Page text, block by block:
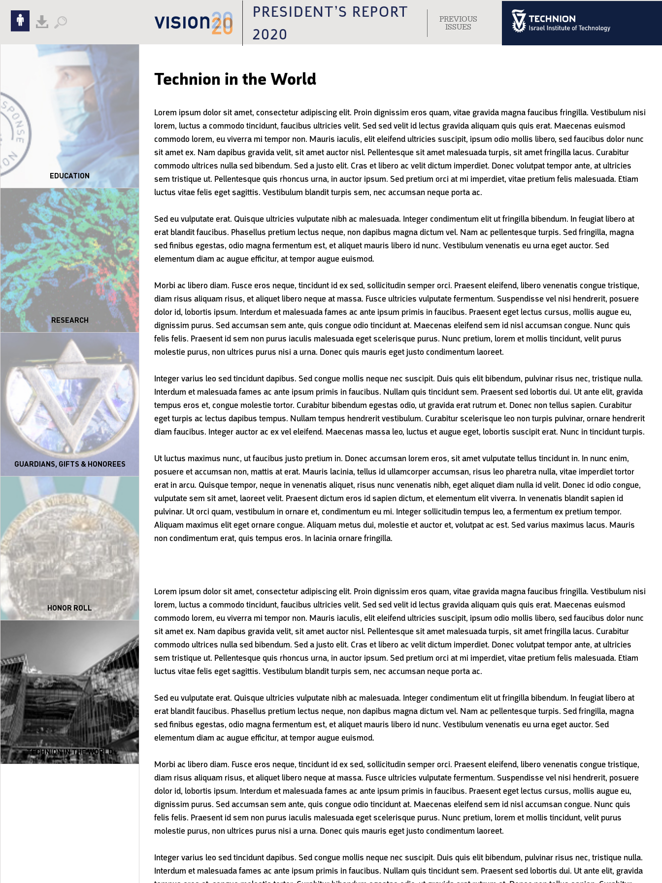
Skip to content
Skip to navigation
PRESIDENT’S REPORT
2020
Toggle
PREVIOUS
ISSUES
Technion in the World
Lorem ipsum dolor sit amet, consectetur adipiscing elit. Proin dignissim eros quam, vitae gravida magna faucibus fringilla. Vestibulum nisi
lorem, luctus a commodo tincidunt, faucibus ultricies velit. Sed sed velit id lectus gravida aliquam quis quis erat. Maecenas euismod
commodo lorem, eu viverra mi tempor non. Mauris iaculis, elit eleifend ultricies suscipit, ipsum odio mollis libero, sed faucibus dolor nunc
sit amet ex. Nam dapibus gravida velit, sit amet auctor nisl. Pellentesque sit amet malesuada turpis, sit amet fringilla lacus. Curabitur
commodo ultrices nulla sed bibendum. Sed a justo elit. Cras et libero ac velit dictum imperdiet. Donec volutpat tempor ante, at ultricies
sem tristique ut. Pellentesque quis rhoncus urna, in auctor ipsum. Sed pretium orci at mi imperdiet, vitae pretium felis malesuada. Etiam
luctus vitae felis eget sagittis. Vestibulum blandit turpis sem, nec accumsan neque porta ac.
Sed eu vulputate erat. Quisque ultricies vulputate nibh ac malesuada. Integer condimentum elit ut fringilla bibendum. In feugiat libero at
erat blandit faucibus. Phasellus pretium lectus neque, non dapibus magna dictum vel. Nam ac pellentesque turpis. Sed fringilla, magna
sed finibus egestas, odio magna fermentum est, et aliquet mauris libero id nunc. Vestibulum venenatis eu urna eget auctor. Sed
elementum diam ac augue efficitur, at tempor augue euismod.
Morbi ac libero diam. Fusce eros neque, tincidunt id ex sed, sollicitudin semper orci. Praesent eleifend, libero venenatis congue tristique,
diam risus aliquam risus, et aliquet libero neque at massa. Fusce ultricies vulputate fermentum. Suspendisse vel nisi hendrerit, posuere
dolor id, lobortis ipsum. Interdum et malesuada fames ac ante ipsum primis in faucibus. Praesent eget lectus cursus, mollis augue eu,
dignissim purus. Sed accumsan sem ante, quis congue odio tincidunt at. Maecenas eleifend sem id nisl accumsan congue. Nunc quis
felis felis. Praesent id sem non purus iaculis malesuada eget scelerisque purus. Nunc pretium, lorem et mollis tincidunt, velit purus
molestie purus, non ultrices purus nisi a urna. Donec quis mauris eget justo condimentum laoreet.
Integer varius leo sed tincidunt dapibus. Sed congue mollis neque nec suscipit. Duis quis elit bibendum, pulvinar risus nec, tristique nulla.
Interdum et malesuada fames ac ante ipsum primis in faucibus. Nullam quis tincidunt sem. Praesent sed lobortis dui. Ut ante elit, gravida
tempus eros et, congue molestie tortor. Curabitur bibendum egestas odio, ut gravida erat rutrum et. Donec non tellus sapien. Curabitur
eget turpis ac lectus dapibus tempus. Nullam tempus hendrerit vestibulum. Curabitur scelerisque leo non turpis pulvinar, ornare hendrerit
diam faucibus. Integer auctor ac ex vel eleifend. Maecenas massa leo, luctus et augue eget, lobortis suscipit erat. Nunc in tincidunt turpis.
Ut luctus maximus nunc, ut faucibus justo pretium in. Donec accumsan lorem eros, sit amet vulputate tellus tincidunt in. In nunc enim,
posuere et accumsan non, mattis at erat. Mauris lacinia, tellus id ullamcorper accumsan, risus leo pharetra nulla, vitae imperdiet tortor
erat in arcu. Quisque tempor, neque in venenatis aliquet, risus nunc venenatis nibh, eget aliquet diam nulla id velit. Donec id odio congue,
vulputate sem sit amet, laoreet velit. Praesent dictum eros id sapien dictum, et elementum elit viverra. In venenatis blandit sapien id
pulvinar. Ut orci quam, vestibulum in ornare et, condimentum eu mi. Integer sollicitudin tempus leo, a fermentum ex pretium tempor.
Aliquam maximus elit eget ornare congue. Aliquam metus dui, molestie et auctor et, volutpat ac est. Sed varius maximus lacus. Mauris
non condimentum erat, quis tempus eros. In lacinia ornare fringilla.
Lorem ipsum dolor sit amet, consectetur adipiscing elit. Proin dignissim eros quam, vitae gravida magna faucibus fringilla. Vestibulum nisi
lorem, luctus a commodo tincidunt, faucibus ultricies velit. Sed sed velit id lectus gravida aliquam quis quis erat. Maecenas euismod
commodo lorem, eu viverra mi tempor non. Mauris iaculis, elit eleifend ultricies suscipit, ipsum odio mollis libero, sed faucibus dolor nunc
sit amet ex. Nam dapibus gravida velit, sit amet auctor nisl. Pellentesque sit amet malesuada turpis, sit amet fringilla lacus. Curabitur
commodo ultrices nulla sed bibendum. Sed a justo elit. Cras et libero ac velit dictum imperdiet. Donec volutpat tempor ante, at ultricies
sem tristique ut. Pellentesque quis rhoncus urna, in auctor ipsum. Sed pretium orci at mi imperdiet, vitae pretium felis malesuada. Etiam
luctus vitae felis eget sagittis. Vestibulum blandit turpis sem, nec accumsan neque porta ac.
Sed eu vulputate erat. Quisque ultricies vulputate nibh ac malesuada. Integer condimentum elit ut fringilla bibendum. In feugiat libero at
erat blandit faucibus. Phasellus pretium lectus neque, non dapibus magna dictum vel. Nam ac pellentesque turpis. Sed fringilla, magna
sed finibus egestas, odio magna fermentum est, et aliquet mauris libero id nunc. Vestibulum venenatis eu urna eget auctor. Sed
elementum diam ac augue efficitur, at tempor augue euismod.
Morbi ac libero diam. Fusce eros neque, tincidunt id ex sed, sollicitudin semper orci. Praesent eleifend, libero venenatis congue tristique,
diam risus aliquam risus, et aliquet libero neque at massa. Fusce ultricies vulputate fermentum. Suspendisse vel nisi hendrerit, posuere
dolor id, lobortis ipsum. Interdum et malesuada fames ac ante ipsum primis in faucibus. Praesent eget lectus cursus, mollis augue eu,
dignissim purus. Sed accumsan sem ante, quis congue odio tincidunt at. Maecenas eleifend sem id nisl accumsan congue. Nunc quis
felis felis. Praesent id sem non purus iaculis malesuada eget scelerisque purus. Nunc pretium, lorem et mollis tincidunt, velit purus
molestie purus, non ultrices purus nisi a urna. Donec quis mauris eget justo condimentum laoreet.
Integer varius leo sed tincidunt dapibus. Sed congue mollis neque nec suscipit. Duis quis elit bibendum, pulvinar risus nec, tristique nulla.
Interdum et malesuada fames ac ante ipsum primis in faucibus. Nullam quis tincidunt sem. Praesent sed lobortis dui. Ut ante elit, gravida
EDUCATION
RESEARCH
GUARDIANS, GIFTS & HONOREES
HONOR ROLL
TECHNION IN THE WORLD